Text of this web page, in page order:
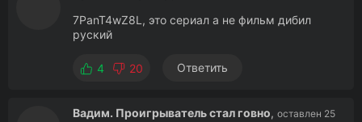
7PanT4wZ8L, это сериал а не фильм дибил
руский
4 20 Ответить
Вадим. Проигрыватель стал говно, оставлен 25